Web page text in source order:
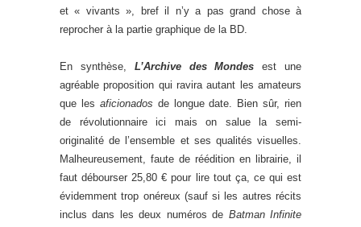
et « vivants », bref il n’y a pas grand chose à
reprocher à la partie graphique de la BD.
En synthèse, L’Archive des Mondes est une
agréable proposition qui ravira autant les amateurs
que les aficionados de longue date. Bien sûr, rien
de révolutionnaire ici mais on salue la semi-
originalité de l’ensemble et ses qualités visuelles.
Malheureusement, faute de réédition en librairie, il
faut débourser 25,80 € pour lire tout ça, ce qui est
évidemment trop onéreux (sauf si les autres récits
inclus dans les deux numéros de Batman Infinite